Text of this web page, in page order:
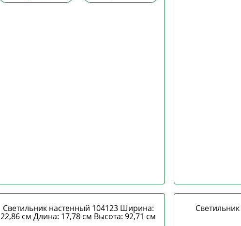
Светильник настенный 104123 Ширина:
22,86 см Длина: 17,78 см Высота: 92,71 см